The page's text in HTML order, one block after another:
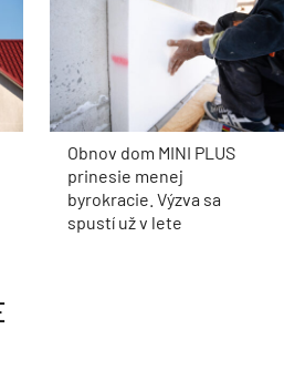
Obnov dom MINI PLUS
prinesie menej
byrokracie. Výzva sa
spustí už v lete